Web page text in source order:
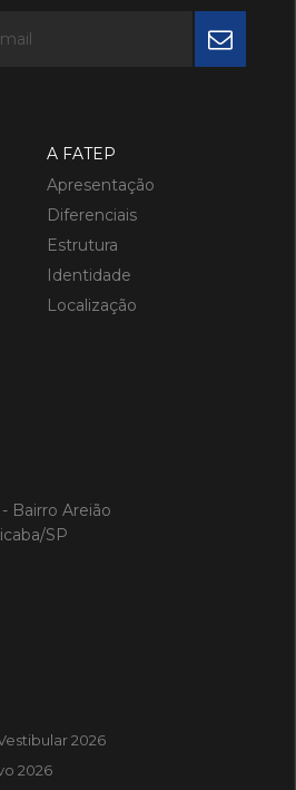
A FATEP
Apresentação
Diferenciais
Estrutura
Identidade
Localização
Bairro Areião
SP
2026
2026